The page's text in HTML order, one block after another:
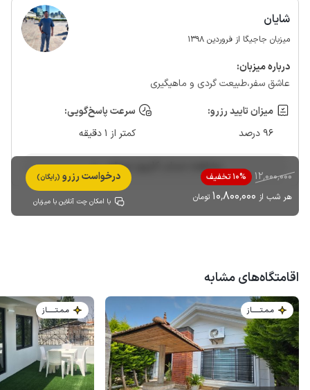
شایان
میزبان جاجیگا از فروردین 1398
درباره‌ میزبان:
عاشق سفر،طبیعت گردی و ماهیگیری
میزان تایید رزرو:
96 درصد
سرعت پاسخ‌گویی:
کمتر از 1 دقیقه
مشاهده حساب کاربری میزبان
12٬000٬000
10% تخفیف
هر شب از 10٬800٬000 تومان
درخواست رزرو (رایگان)
با امکان چت آنلاین با میزبان
اقامتگاه‌های مشابه
مـمـتــــــاز مـمـتــــــاز